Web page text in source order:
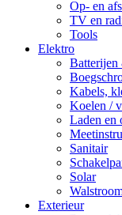
Op- en
TV en
Tools
Elektro
Batterijen
Kabels,
Koelen /
Laden en
Sanitair
Solar
Exterieur